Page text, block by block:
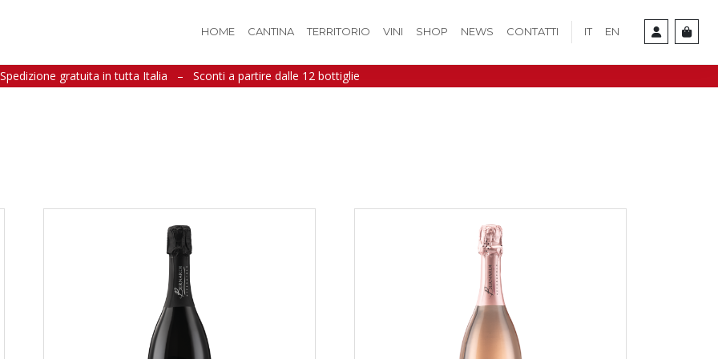
HOME CANTINA TERRITORIO VINI SHOP NEWS CONTATTI IT EN
Account
Cart
Spedizione gratuita in tutta Italia – Sconti a partire dalle 12 bottiglie